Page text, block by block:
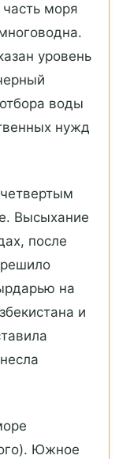
моря
уровень
воды
нужд
Высыхание
после
на
и
Южное